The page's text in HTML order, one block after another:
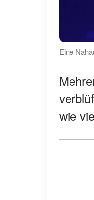
Eine
wie